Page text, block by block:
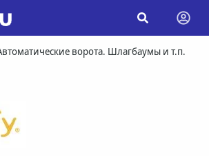
ворота. Шлагбаумы и т.п.